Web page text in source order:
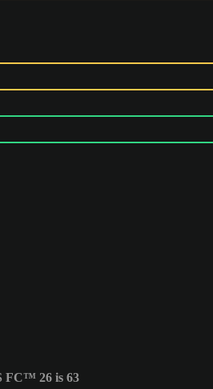
FC™ 26 is 63